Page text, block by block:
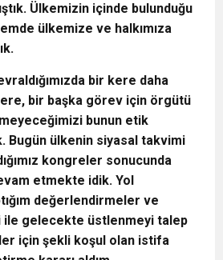
Ülkemizin içinde bulunduğu
ülkemize ve halkımıza
bir kere daha
bir başka görev için örgütü
bunun etik
Bugün ülkenin siyasal takvimi
kongreler sonucunda
etmekte idik. Yol
değerlendirmeler ve
ile gelecekte üstlenmeyi talep
için şekli koşul olan istifa